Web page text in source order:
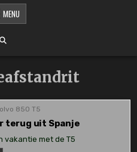
MENU
850 T5
terug uit Spanje
vakantie met de T5